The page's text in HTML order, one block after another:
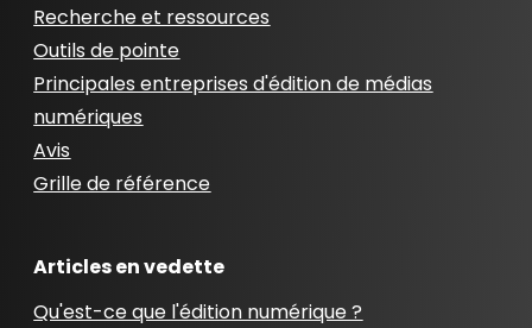
Recherche et ressources
Outils de pointe
Principales entreprises d'édition de médias
numériques
Avis
Grille de référence
Articles en vedette
Qu'est-ce que l'édition numérique ?